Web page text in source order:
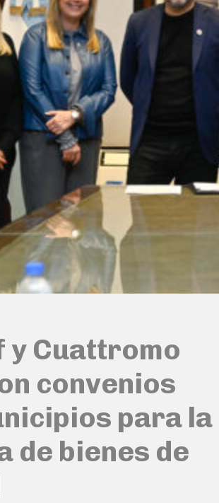
y Cuattromo
convenios
para la
de bienes de